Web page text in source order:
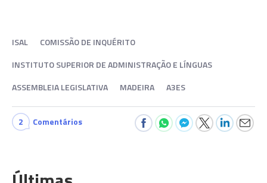
ISAL
COMISSÃO DE INQUÉRITO
INSTITUTO SUPERIOR DE ADMINISTRAÇÃO E LÍNGUAS
ASSEMBLEIA LEGISLATIVA
MADEIRA A3ES
2 Comentários